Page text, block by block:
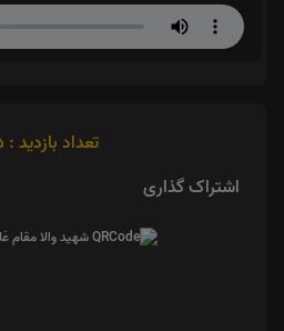
تعداد بازدید : 255
اشتراک گذاری